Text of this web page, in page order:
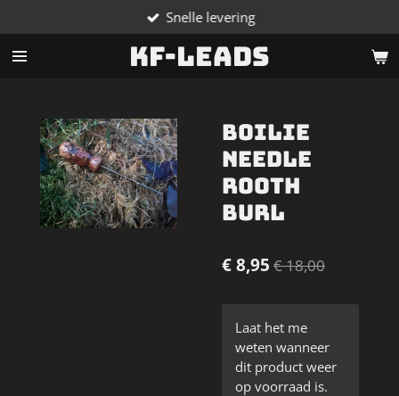
direct
naar
KF-Leads
Snelle levering
Boilie
needle
Rooth
burl
€ 8,95 € 18,00
Laat het me
weten wanneer
dit product weer
op voorraad is.